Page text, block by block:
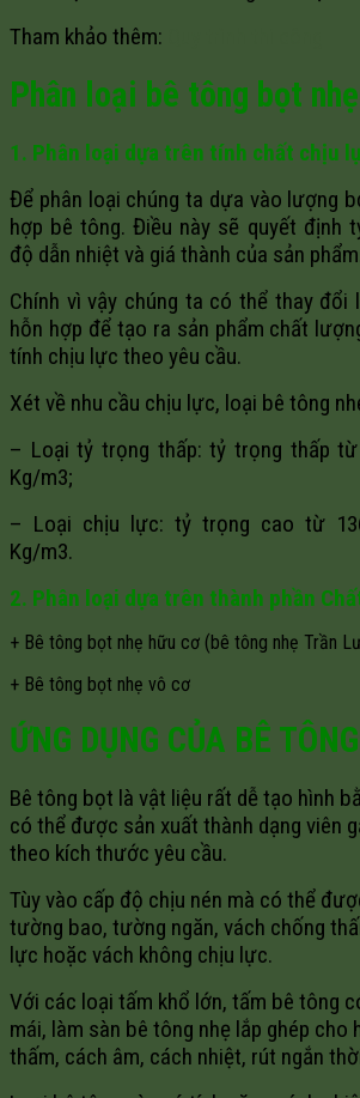
Tham khảo thêm:
Phân loại bê tông bọt nhẹ
1. Phân loại dựa trên tính chất chịu
Để phân loại chúng ta dựa vào lượng
hợp bê tông. Điều này sẽ quyết định
độ dẫn nhiệt và giá thành của sản
Chính vì vậy chúng ta có thể thay
hỗn hợp để tạo ra sản phẩm chất
tính chịu lực theo yêu cầu.
Xét về nhu cầu chịu lực, loại bê tông
– Loại tỷ trọng thấp: tỷ trọng thấp
Kg/m3;
– Loại chịu lực: tỷ trọng cao từ
Kg/m3.
2. Phân loại dựa trên thành phần
+ Bê tông bọt nhẹ hữu cơ (bê tông nhẹ Trần
+ Bê tông bọt nhẹ vô cơ
ỨNG DỤNG CỦA BÊ
Bê tông bọt là vật liệu rất dễ tạo hình
có thể được sản xuất thành dạng viên
theo kích thước yêu cầu.
Tùy vào cấp độ chịu nén mà có thể
tường bao, tường ngăn, vách chống
lực hoặc vách không chịu lực.
Với các loại tấm khổ lớn, tấm bê tông
mái, làm sàn bê tông nhẹ lắp ghép cho
thấm, cách âm, cách nhiệt, rút ngắn